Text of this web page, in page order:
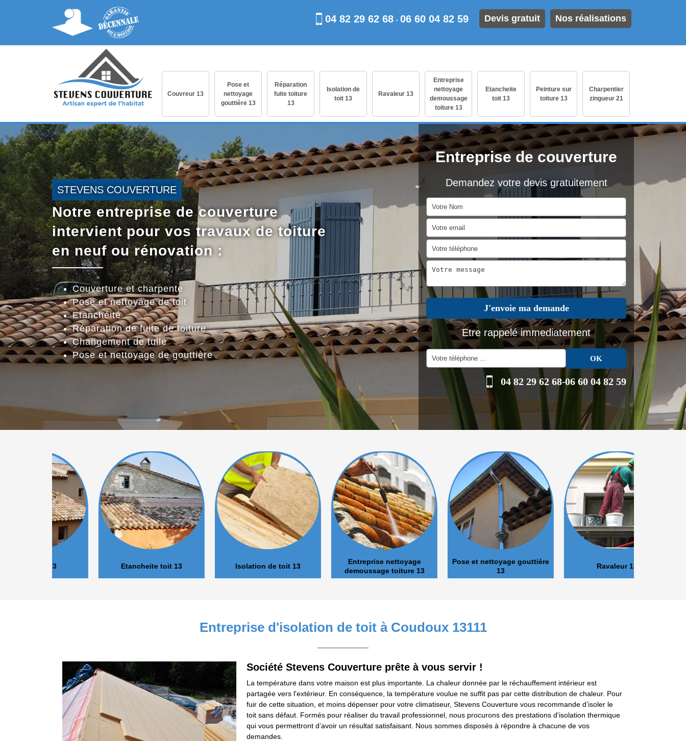
Devis gratuit Nos réalisations
04 82 29 62 68 - 06 60 04 82 59
Couvreur 13
Pose et
nettoyage
gouttière 13
Réparation
fuite toiture
13
Isolation de
toit 13
Ravaleur 13
Entreprise
nettoyage
demoussage
toiture 13
Etancheite
toit 13
Peinture sur
toiture 13
Charpentier
zingueur 21
Entreprise de couverture
Demandez votre devis gratuitement
Etre rappelé immediatement
04 82 29 62 68-06 60 04 82 59
STEVENS COUVERTURE
Notre entreprise de couverture
intervient pour vos travaux de toiture
en neuf ou rénovation :
Couverture et charpente
Pose et nettoyage de toit
Etanchéité
Réparation de fuite de toiture
Changement de tuile
Pose et nettoyage de gouttière
Etancheite toit 13 Isolation de toit 13
Entreprise nettoyage
demoussage toiture 13
Pose et nettoyage gouttière
Entreprise d'isolation de toit à Coudoux 13111
Société Stevens Couverture prête à vous servir !
La température dans votre maison est plus importante. La chaleur donnée par le réchauffement intérieur est
partagée vers l'extérieur. En conséquence, la température voulue ne suffit pas par cette distribution de chaleur. Pour
fuir de cette situation, et moins dépenser pour votre climatiseur, Stevens Couverture vous recommande d’isoler le
toit sans défaut. Formés pour réaliser du travail professionnel, nous procurons des prestations d'isolation thermique
qui vous permettront d’avoir un résultat satisfaisant. Nous sommes disposés à répondre à chacune de vos
demandes.